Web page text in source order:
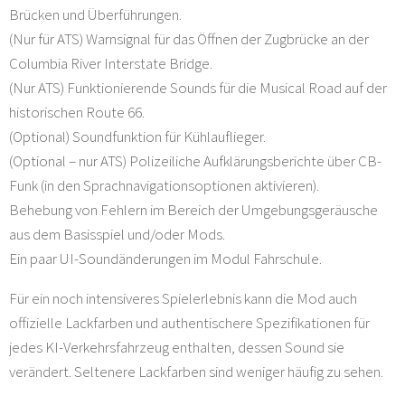
Brücken und Überführungen.
(Nur für ATS) Warnsignal für das Öffnen der Zugbrücke an der
Columbia River Interstate Bridge.
(Nur ATS) Funktionierende Sounds für die Musical Road auf der
historischen Route 66.
(Optional) Soundfunktion für Kühlauflieger.
(Optional – nur ATS) Polizeiliche Aufklärungsberichte über CB-
Funk (in den Sprachnavigationsoptionen aktivieren).
Behebung von Fehlern im Bereich der Umgebungsgeräusche
aus dem Basisspiel und/oder Mods.
Ein paar UI-Soundänderungen im Modul Fahrschule.
Für ein noch intensiveres Spielerlebnis kann die Mod auch
offizielle Lackfarben und authentischere Spezifikationen für
jedes KI-Verkehrsfahrzeug enthalten, dessen Sound sie
verändert. Seltenere Lackfarben sind weniger häufig zu sehen.